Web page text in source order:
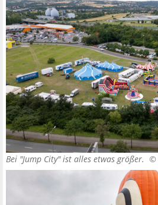
Bei "Jump City" ist alles etwas größer. ©